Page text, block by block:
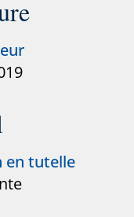
en tutelle